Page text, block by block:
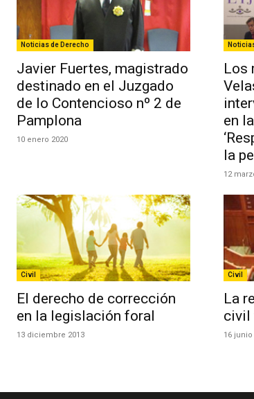
Noticias de Derecho
Javier Fuertes, magistrado
destinado en el Juzgado
de lo Contencioso nº 2 de
Pamplona
10 enero 2020
Los
en
la
12
Civil
El derecho de corrección
en la legislación foral
13 diciembre 2013
Civil
La
civil
16 junio